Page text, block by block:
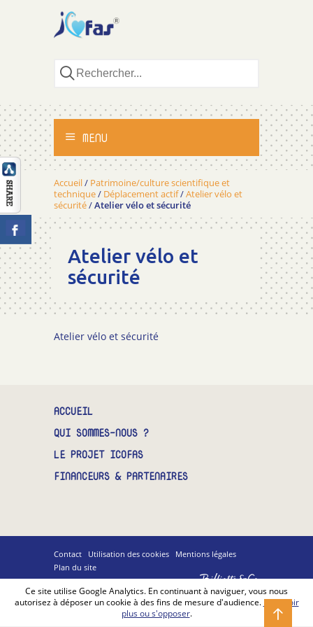
MENU
ACCUEIL
ACTIVITÉS
MÉTHODOLOGIE
TÉMOIGNAGES
Accueil/ Patrimoine/culture scientifique et
technique/ Déplacement actif/Atelier vélo et
sécurité/Atelier vélo et sécurité
Atelier vélo et
sécurité
Atelier vélo et sécurité
ACCUEIL
QUI SOMMES-NOUS ?
LE PROJET ICOFAS
FINANCEURS & PARTENAIRES
Contact Utilisation des cookies
Mentions légales
Plan du site
Billiotte
&
Co
Ce site utilise Google Analytics. En continuant à naviguer, vous nous
autorisez à déposer un cookie à des fins de mesure d'audience. En savoir
plus ou s'opposer.